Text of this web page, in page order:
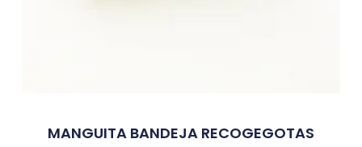
MANGUITA BANDEJA RECOGEGOTAS